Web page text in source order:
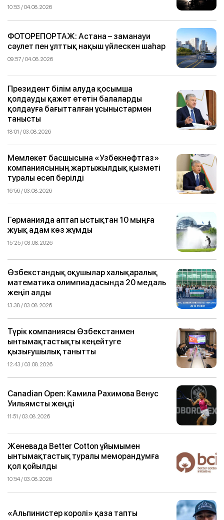
10:53 / 04.08.2026
ФОТОРЕПОРТАЖ: Астана – заманауи
сәулет пен ұлттық нақыш үйлескен шаһар
09:57 / 04.08.2026
Президент білім алуда қосымша
қолдауды қажет ететін балаларды
қолдауға бағытталған ұсыныстармен
танысты
18:01 / 03.08.2026
Мемлекет басшысына «Узбекнефтгаз»
компаниясының жартыжылдық қызметі
туралы есеп берілді
16:56 / 03.08.2026
Германияда аптап ыстықтан 10 мыңға
жуық адам көз жұмды
15:25 / 03.08.2026
Өзбекстандық оқушылар халықаралық
математика олимпиадасында 20 медаль
жеңіп алды
13:38 / 03.08.2026
Түрік компаниясы Өзбекстанмен
ынтымақтастықты кеңейтуге
қызығушылық танытты
12:43 / 03.08.2026
Canadian Open: Камила Рахимова Венус
Уильямсты жеңді
11:51 / 03.08.2026
Женевада Better Cotton ұйымымен
ынтымақтастық туралы меморандумға
қол қойылды
10:54 / 03.08.2026
«Альпинистер королі» қаза тапты